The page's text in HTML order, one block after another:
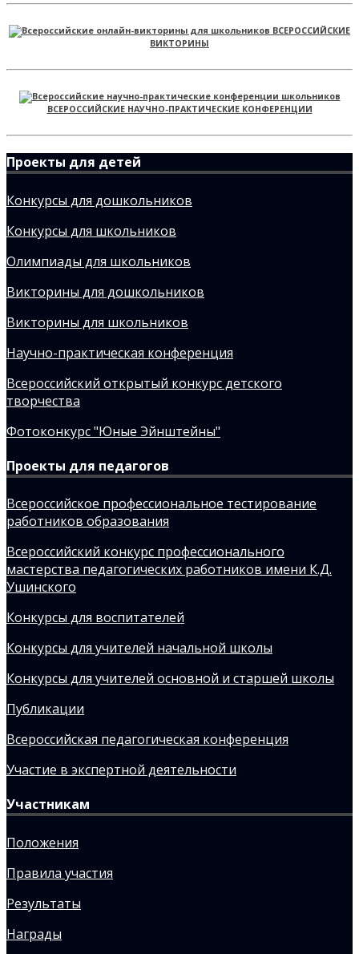
ВСЕРОССИЙСКИЕ
ВИКТОРИНЫ
ВСЕРОССИЙСКИЕ НАУЧНО-ПРАКТИЧЕСКИЕ КОНФЕРЕНЦИИ
Проекты для детей
Конкурсы для дошкольников
Конкурсы для школьников
Олимпиады для школьников
Викторины для дошкольников
Викторины для школьников
Научно-практическая конференция
Всероссийский открытый конкурс детского
творчества
Фотоконкурс "Юные Эйнштейны"
Проекты для педагогов
Всероссийское профессиональное тестирование
работников образования
Всероссийский конкурс профессионального
мастерства педагогических работников имени К.Д.
Ушинского
Конкурсы для воспитателей
Конкурсы для учителей начальной школы
Конкурсы для учителей основной и старшей школы
Публикации
Всероссийская педагогическая конференция
Участие в экспертной деятельности
Участникам
Положения
Правила участия
Результаты
Награды